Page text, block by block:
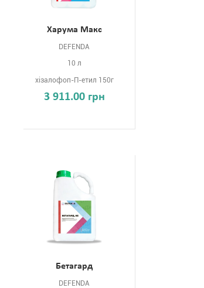
Харума Макс
DEFENDA
10 л
хізалофоп-П-етил 150г
3 911.00 грн
Бетагард
DEFENDA